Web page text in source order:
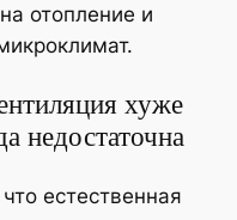
отопление и
хуже
недостаточна
естественная